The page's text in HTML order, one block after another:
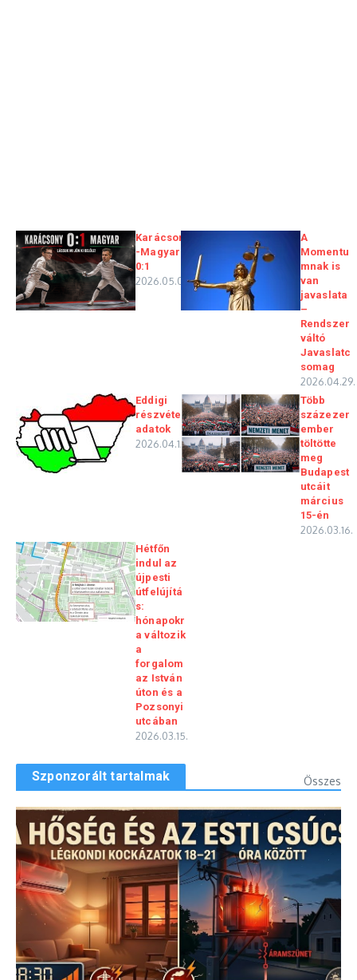
Karácsony
-Magyar
0:1
2026.05.06.
A
Momentu
mnak is
van
javaslata
–
Rendszer
váltó
Javaslatc
somag
2026.04.29.
Eddigi
részvételi
adatok
2026.04.12.
Több
százezer
ember
töltötte
meg
Budapest
utcáit
március
15-én
2026.03.16.
Hétfőn
indul az
újpesti
útfelújítá
s:
hónapokr
a változik
a
forgalom
az István
úton és a
Pozsonyi
utcában
2026.03.15.
Szponzorált tartalmak Összes